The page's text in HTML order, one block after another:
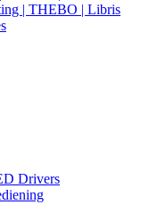
| THEBO | Libris
Drivers